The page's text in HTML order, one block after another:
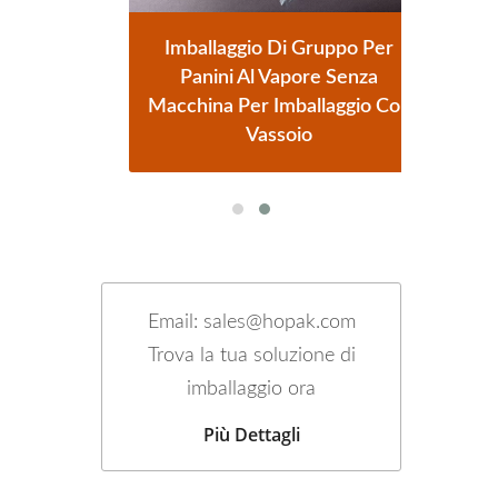
Imballaggio Di Gruppo Per
Panini Al Vapore Senza
Macchina Per Imballaggio Con
Vassoio
Email: sales@hopak.com
Trova la tua soluzione di
imballaggio ora
Più Dettagli